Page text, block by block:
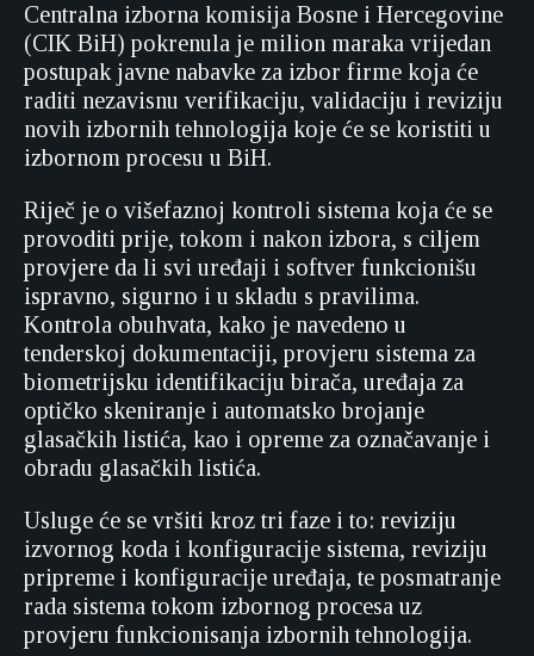
Centralna izborna komisija Bosne i Hercegovine
(CIK BiH) pokrenula je milion maraka vrijedan
postupak javne nabavke za izbor firme koja će
raditi nezavisnu verifikaciju, validaciju i reviziju
novih izbornih tehnologija koje će se koristiti u
izbornom procesu u BiH.
Riječ je o višefaznoj kontroli sistema koja će se
provoditi prije, tokom i nakon izbora, s ciljem
provjere da li svi uređaji i softver funkcionišu
ispravno, sigurno i u skladu s pravilima.
Kontrola obuhvata, kako je navedeno u
tenderskoj dokumentaciji, provjeru sistema za
biometrijsku identifikaciju birača, uređaja za
optičko skeniranje i automatsko brojanje
glasačkih listića, kao i opreme za označavanje i
obradu glasačkih listića.
Usluge će se vršiti kroz tri faze i to: reviziju
izvornog koda i konfiguracije sistema, reviziju
pripreme i konfiguracije uređaja, te posmatranje
rada sistema tokom izbornog procesa uz
provjeru funkcionisanja izbornih tehnologija.